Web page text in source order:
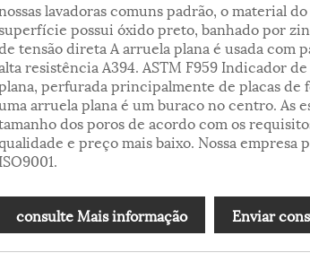
lavadoras comuns padrão, o material
possui óxido preto, banhado por
tensão direta A arruela plana é usada com
resistência A394. ASTM F959 Indicador
perfurada principalmente de placas de
arruela plana é um buraco no centro. As
dos poros de acordo com os
e preço mais baixo. Nossa empresa
ISO9001.
consulte Mais informação Enviar